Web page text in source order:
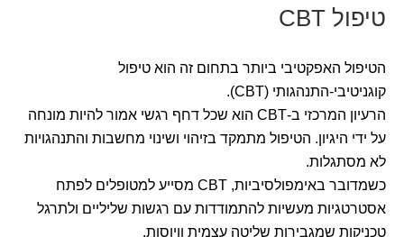
טיפול CBT
הטיפול האפקטיבי ביותר בתחום זה הוא טיפול
קוגניטיבי-התנהגותי (CBT).
הרעיון המרכזי ב-CBT הוא שכל דחף רגשי אמור להיות מונחה
על ידי היגיון. הטיפול מתמקד בזיהוי ושינוי מחשבות והתנהגויות
לא מסתגלות.
כשמדובר באימפולסיביות, CBT מסייע למטופלים לפתח
אסטרטגיות מעשיות להתמודדות עם רגשות שליליים ולתרגל
טכניקות שמגבירות שליטה עצמית וויוסות.